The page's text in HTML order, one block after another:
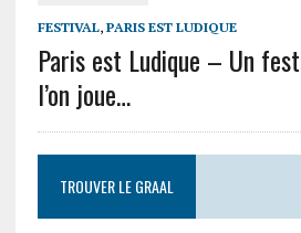
FESTIVAL, PARIS EST LUDIQUE
Paris est Ludique – Un
l’on joue…
TROUVER LE GRAAL